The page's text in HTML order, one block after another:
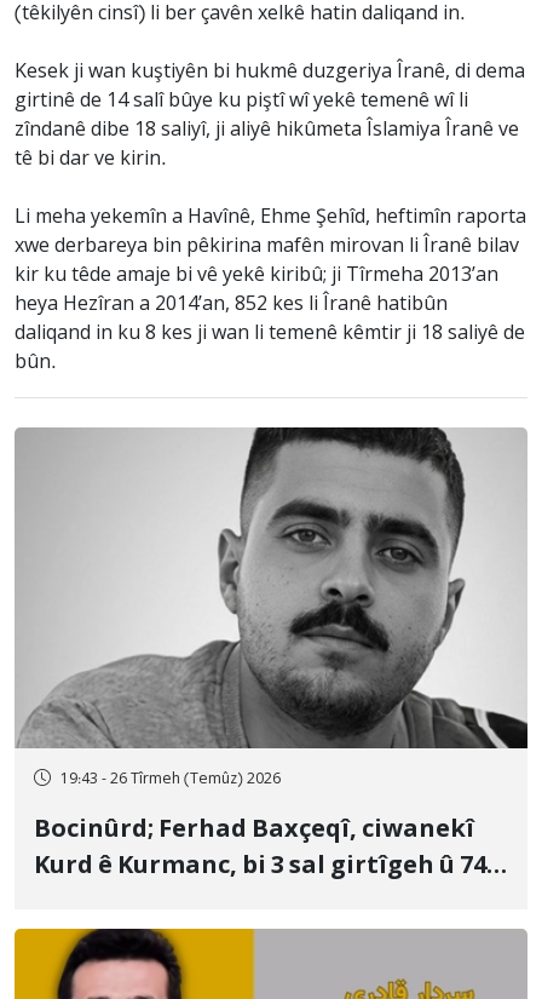
(têkilyên cinsî) li ber çavên xelkê hatin daliqand in.
Kesek ji wan kuştiyên bi hukmê duzgeriya Îranê, di dema
girtinê de 14 salî bûye ku piştî wî yekê temenê wî li
zîndanê dibe 18 saliyî, ji aliyê hikûmeta Îslamiya Îranê ve
tê bi dar ve kirin.
Li meha yekemîn a Havînê, Ehme Şehîd, heftimîn raporta
xwe derbareya bin pêkirina mafên mirovan li Îranê bilav
kir ku têde amaje bi vê yekê kiribû; ji Tîrmeha 2013’an
heya Hezîran a 2014’an, 852 kes li Îranê hatibûn
daliqand in ku 8 kes ji wan li temenê kêmtir ji 18 saliyê de
bûn.
19:43 - 26 Tîrmeh (Temûz) 2026
Bocinûrd; Ferhad Baxçeqî, ciwanekî
Kurd ê Kurmanc, bi 3 sal girtîgeh û 74